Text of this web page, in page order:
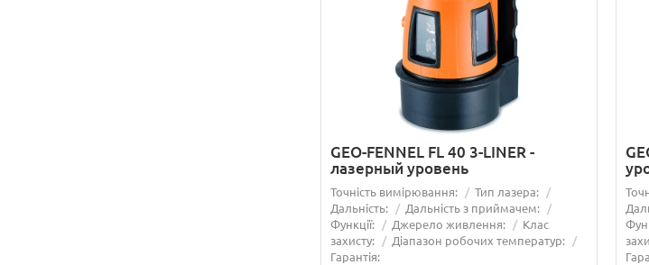
GEO-FENNEL FL 40 3-LINER -
лазерный уровень
Точність вимірювання:
Тип лазера:
Дальність:
Дальність з приймачем:
Функції:
Джерело живлення:
Клас
захисту:
Діапазон робочих температур:
Гарантія: